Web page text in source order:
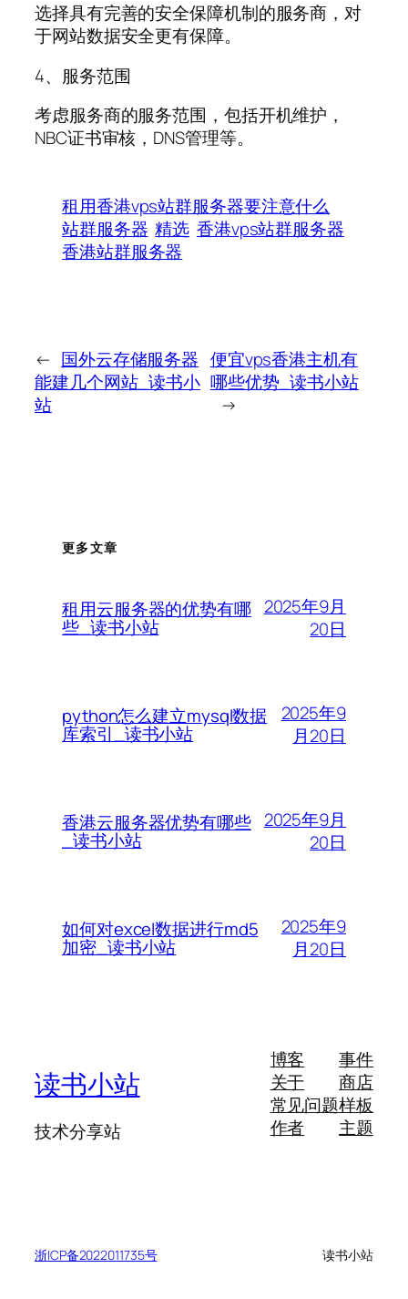
选择具有完善的安全保障机制的服务商，对
于网站数据安全更有保障。
4、服务范围
考虑服务商的服务范围，包括开机维护，
NBC证书审核，DNS管理等。
租用香港vps站群服务器要注意什么
站群服务器 精选 香港vps站群服务器
香港站群服务器
← 国外云存储服务器
能建几个网站_读书小
站
便宜vps香港主机有
哪些优势_读书小站
→
更多文章
租用云服务器的优势有哪
些_读书小站
2025年9月
20日
python怎么建立mysql数据
库索引_读书小站
2025年9
月20日
香港云服务器优势有哪些
_读书小站
2025年9月
20日
如何对excel数据进行md5
加密_读书小站
2025年9
月20日
读书小站
技术分享站
博客
关于
常见问题
作者
事件
商店
样板
主题
浙ICP备2022011735号 读书小站